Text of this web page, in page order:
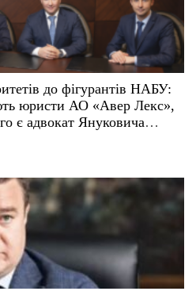
до фігурантів НАБУ:
юристи АО «Авер Лекс»,
є адвокат Януковича